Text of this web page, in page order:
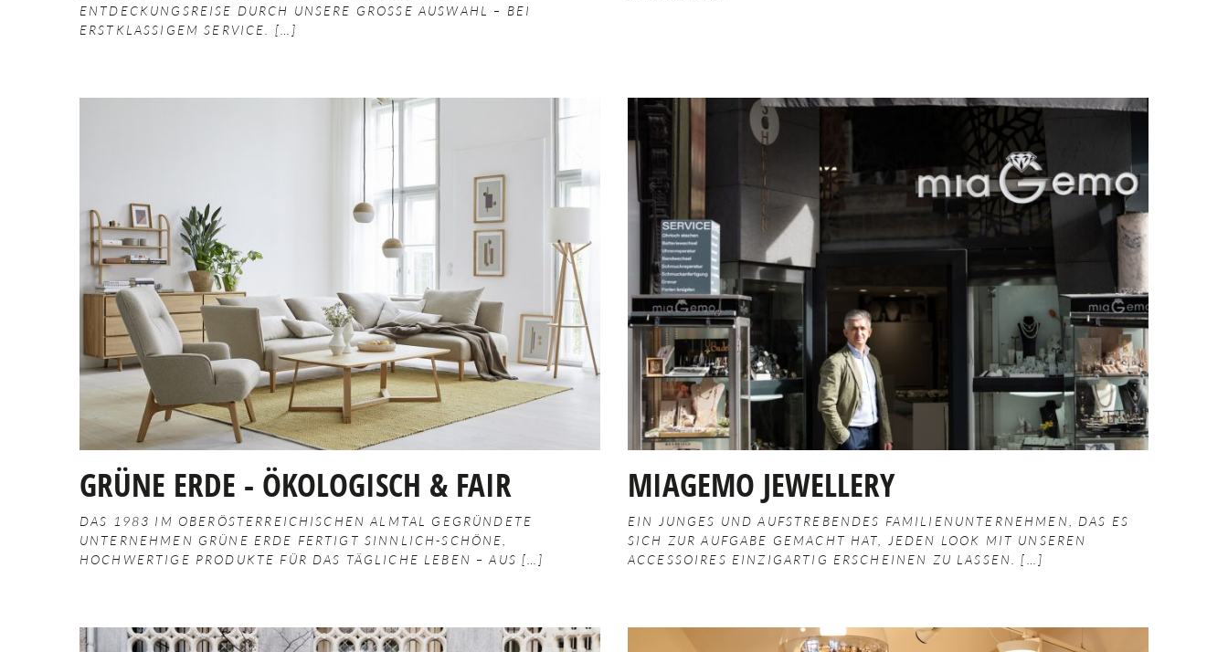
ENTDECKUNGSREISE DURCH UNSERE GROSSE AUSWAHL – BEI E
RSTKLASSIGEM SERVICE.
GRÜNE ERDE - ÖKOLOGISCH & FAIR
DAS 1983 IM OBERÖSTERREICHISCHEN ALMTAL GEGRÜNDETE
UNTERNEHMEN GRÜNE ERDE FERTIGT SINNLICH-SCHÖNE,
HOCHWERTIGE PRODUKTE FÜR DAS TÄGLICHE LEBEN – AUS
MIAGEMO JEWELLERY
EIN JUNGES UND AUFSTREBENDES FAMILIENUNTERNEHMEN, DAS ES
SICH ZUR AUFGABE GEMACHT HAT, JEDEN LOOK MIT UNSEREN
ACCESSOIRES EINZIGARTIG ERSCHEINEN ZU LASSEN.